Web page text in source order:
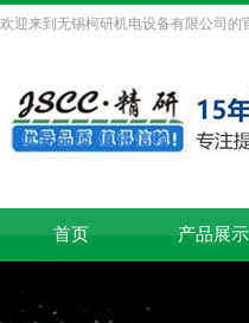
欢迎来到无锡柯研机电设备有限公司的
首页 产品展示